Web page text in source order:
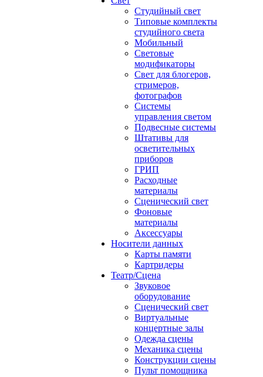
Студийный свет
Типовые комплекты
студийного света
Мобильный
Световые
модификаторы
Свет для блогеров,
стримеров,
фотографов
Системы
управления светом
Подвесные системы
Штативы для
осветительных
приборов
ГРИП
Расходные
материалы
Сценический свет
Фоновые
материалы
Аксессуары
Носители данных
Карты памяти
Картридеры
Театр/Сцена
Звуковое
оборудование
Сценический свет
Виртуальные
концертные залы
Одежда сцены
Механика сцены
Конструкции сцены
Пульт помощника